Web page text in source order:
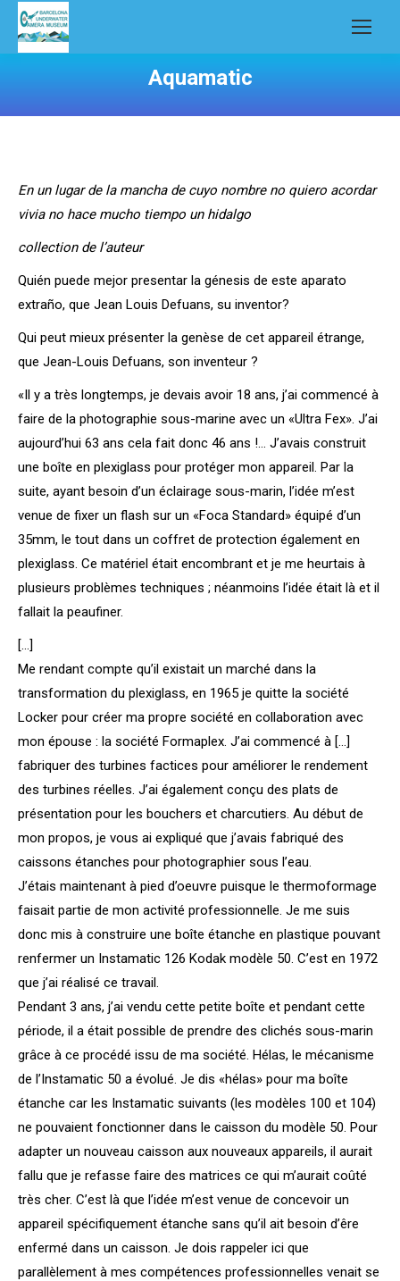
Aquamatic
En un lugar de la mancha de cuyo nombre no quiero acordar
vivia no hace mucho tiempo un hidalgo
collection de l’auteur
Quién puede mejor presentar la génesis de este aparato
extraño, que Jean Louis Defuans, su inventor?
Qui peut mieux présenter la genèse de cet appareil étrange,
que Jean-Louis Defuans, son inventeur ?
«Il y a très longtemps, je devais avoir 18 ans, j’ai commencé à
faire de la photographie sous-marine avec un «Ultra Fex». J’ai
aujourd’hui 63 ans cela fait donc 46 ans !… J’avais construit
une boîte en plexiglass pour protéger mon appareil. Par la
suite, ayant besoin d’un éclairage sous-marin, l’idée m’est
venue de fixer un flash sur un «Foca Standard» équipé d’un
35mm, le tout dans un coffret de protection également en
plexiglass. Ce matériel était encombrant et je me heurtais à
plusieurs problèmes techniques ; néanmoins l’idée était là et il
fallait la peaufiner.
[…]
Me rendant compte qu’il existait un marché dans la
transformation du plexiglass, en 1965 je quitte la société
Locker pour créer ma propre société en collaboration avec
mon épouse : la société Formaplex. J’ai commencé à […]
fabriquer des turbines factices pour améliorer le rendement
des turbines réelles. J’ai également conçu des plats de
présentation pour les bouchers et charcutiers. Au début de
mon propos, je vous ai expliqué que j’avais fabriqué des
caissons étanches pour photographier sous l’eau.
J’étais maintenant à pied d’oeuvre puisque le thermoformage
faisait partie de mon activité professionnelle. Je me suis
donc mis à construire une boîte étanche en plastique pouvant
renfermer un Instamatic 126 Kodak modèle 50. C’est en 1972
que j’ai réalisé ce travail.
Pendant 3 ans, j’ai vendu cette petite boîte et pendant cette
période, il a était possible de prendre des clichés sous-marin
grâce à ce procédé issu de ma société. Hélas, le mécanisme
de l’Instamatic 50 a évolué. Je dis «hélas» pour ma boîte
étanche car les Instamatic suivants (les modèles 100 et 104)
ne pouvaient fonctionner dans le caisson du modèle 50. Pour
adapter un nouveau caisson aux nouveaux appareils, il aurait
fallu que je refasse faire des matrices ce qui m’aurait coûté
très cher. C’est là que l’idée m’est venue de concevoir un
appareil spécifiquement étanche sans qu’il ait besoin d’êre
enfermé dans un caisson. Je dois rappeler ici que
parallèlement à mes compétences professionnelles venait se